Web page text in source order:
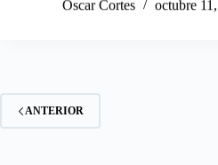
Oscar Cortes
octubre
ANTERIOR